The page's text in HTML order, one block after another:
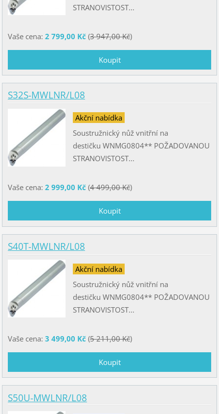
STRANOVISTOST...
Vaše cena: 2 799,00 Kč(3 947,00 Kč)
S32S-MWLNR/L08
Akční nabídka
Soustružnický nůž vnitřní na
destičku WNMG0804** POŽADOVANOU
STRANOVISTOST...
Vaše cena: 2 999,00 Kč(4 499,00 Kč)
S40T-MWLNR/L08
Akční nabídka
Soustružnický nůž vnitřní na
destičku WNMG0804** POŽADOVANOU
STRANOVISTOST...
Vaše cena: 3 499,00 Kč(5 211,00 Kč)
S50U-MWLNR/L08